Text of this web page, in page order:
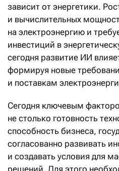
зависит от энергетики.
и вычислительных
на электроэнергию и
инвестиций в
сегодня развитие ИИ
формируя новые
и поставкам
Сегодня ключевым
не столько готовность
способность бизнеса,
согласованно развивать
и создавать условия для